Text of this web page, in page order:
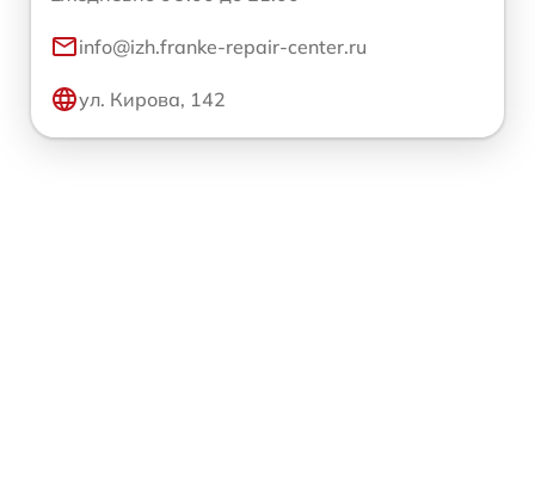
info@izh.franke-repair-center.ru
ул. Кирова, 142